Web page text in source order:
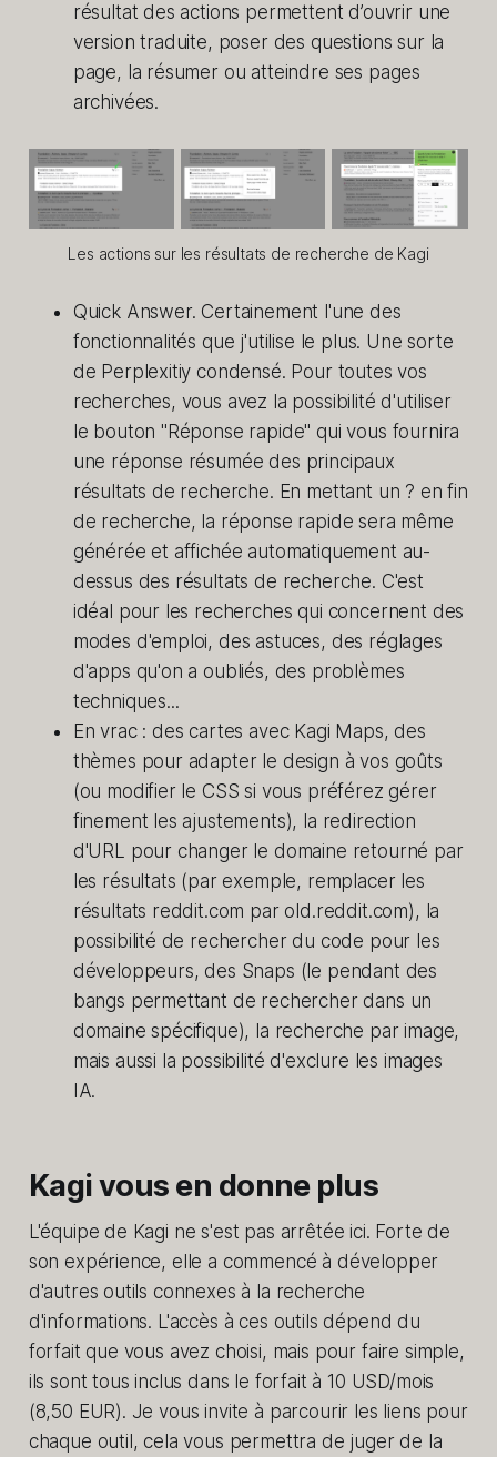
résultat des actions permettent d’ouvrir une
version traduite, poser des questions sur la
page, la résumer ou atteindre ses pages
archivées.
Les actions sur les résultats de recherche de Kagi
Quick Answer. Certainement l'une des
fonctionnalités que j'utilise le plus. Une sorte
de Perplexitiy condensé. Pour toutes vos
recherches, vous avez la possibilité d'utiliser
le bouton "Réponse rapide" qui vous fournira
une réponse résumée des principaux
résultats de recherche. En mettant un ? en fin
de recherche, la réponse rapide sera même
générée et affichée automatiquement au-
dessus des résultats de recherche. C'est
idéal pour les recherches qui concernent des
modes d'emploi, des astuces, des réglages
d'apps qu'on a oubliés, des problèmes
techniques...
En vrac : des cartes avec Kagi Maps, des
thèmes pour adapter le design à vos goûts
(ou modifier le CSS si vous préférez gérer
finement les ajustements), la redirection
d'URL pour changer le domaine retourné par
les résultats (par exemple, remplacer les
résultats reddit.com par old.reddit.com), la
possibilité de rechercher du code pour les
développeurs, des Snaps (le pendant des
bangs permettant de rechercher dans un
domaine spécifique), la recherche par image,
mais aussi la possibilité d'exclure les images
IA.
Kagi vous en donne plus
L'équipe de Kagi ne s'est pas arrêtée ici. Forte de
son expérience, elle a commencé à développer
d'autres outils connexes à la recherche
d'informations. L'accès à ces outils dépend du
forfait que vous avez choisi, mais pour faire simple,
ils sont tous inclus dans le forfait à 10 USD/mois
(8,50 EUR). Je vous invite à parcourir les liens pour
chaque outil, cela vous permettra de juger de la